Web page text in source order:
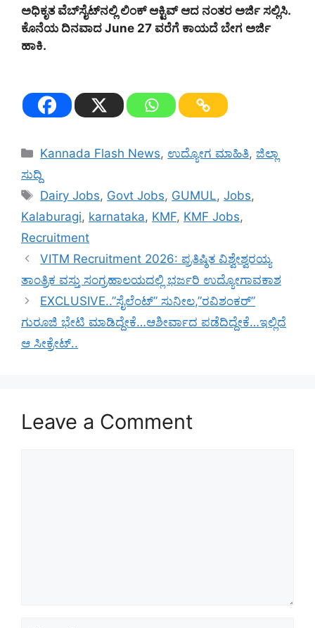
ಅಧಿಕೃತ ವೆಬ್‌ಸೈಟ್‌ನಲ್ಲಿ ಲಿಂಕ್ ಆಕ್ಟಿವ್ ಆದ ನಂತರ ಅರ್ಜಿ ಸಲ್ಲಿಸಿ.
ಕೊನೆಯ ದಿನವಾದ June 27 ವರೆಗೆ ಕಾಯದೆ ಬೇಗ ಅರ್ಜಿ
ಹಾಕಿ.
Categories
Kannada Flash News, ಉದ್ಯೋಗ ಮಾಹಿತಿ,ಜಿಲ್ಲಾ
ಸುದ್ದಿ
Tags
Dairy Jobs, Govt Jobs, GUMUL,Jobs,
Kalaburagi, karnataka, KMF, KMF Jobs,
Recruitment
VITM Recruitment 2026: ಪ್ರತಿಷ್ಠಿತ ವಿಶ್ವೇಶ್ವರಯ್ಯ
ತಾಂತ್ರಿಕ ವಸ್ತು ಸಂಗ್ರಹಾಲಯದಲ್ಲಿ ಭರ್ಜರಿ ಉದ್ಯೋಗಾವಕಾಶ
EXCLUSIVE..”ಸೈಲೆಂಟ್” ಸುನೀಲ,”ರವಿಶಂಕರ್”
ಗುರೂಜಿ ಭೇಟಿ ಮಾಡಿದ್ದೇಕೆ…ಆಶೀರ್ವಾದ ಪಡೆದಿದ್ದೇಕೆ…ಇಲ್ಲಿದೆ
ಆ ಸೀಕ್ರೇಟ್..
Leave a Comment